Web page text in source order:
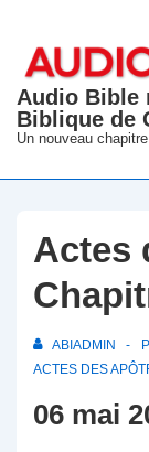
passer
contenu
principal
Audio Bible
Biblique de
Un nouveau
Actes
ABIADMIN
ACTES DES
06 mai